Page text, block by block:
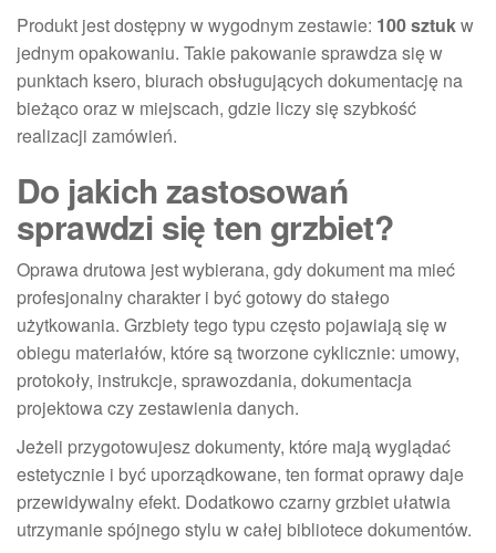
Produkt jest dostępny w wygodnym zestawie: 100 sztukw
jednym opakowaniu. Takie pakowanie sprawdza się w
punktach ksero, biurach obsługujących dokumentację na
bieżąco oraz w miejscach, gdzie liczy się szybkość
realizacji zamówień.
Do jakich zastosowań
sprawdzi się ten grzbiet?
Oprawa drutowa jest wybierana, gdy dokument ma mieć
profesjonalny charakter i być gotowy do stałego
użytkowania. Grzbiety tego typu często pojawiają się w
obiegu materiałów, które są tworzone cyklicznie: umowy,
protokoły, instrukcje, sprawozdania, dokumentacja
projektowa czy zestawienia danych.
Jeżeli przygotowujesz dokumenty, które mają wyglądać
estetycznie i być uporządkowane, ten format oprawy daje
przewidywalny efekt. Dodatkowo czarny grzbiet ułatwia
utrzymanie spójnego stylu w całej bibliotece dokumentów.